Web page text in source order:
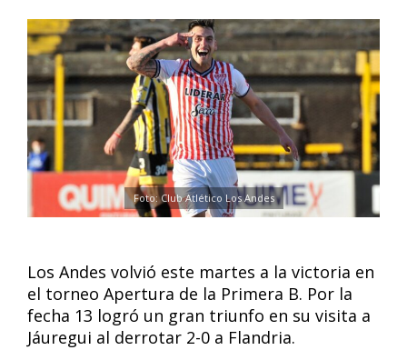
Foto: Club Atlético Los Andes
Los Andes volvió este martes a la victoria en
el torneo Apertura de la Primera B. Por la
fecha 13 logró un gran triunfo en su visita a
Jáuregui al derrotar 2-0 a Flandria.